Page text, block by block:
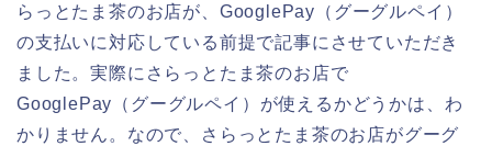
らっとたま茶のお店が、GooglePay（グーグルペイ）
の支払いに対応している前提で記事にさせていただき
ました。実際にさらっとたま茶のお店で
GooglePay（グーグルペイ）が使えるかどうかは、わ
かりません。なので、さらっとたま茶のお店がグーグ